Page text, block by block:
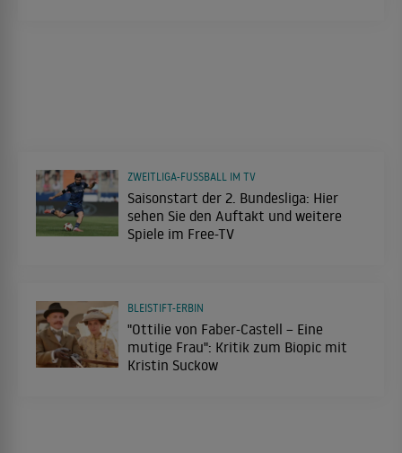
Saisonstart der 2. Bundesliga: Hier
sehen Sie den Auftakt und weitere
Spiele im Free-TV
ZWEITLIGA-FUSSBALL IM TV
"Ottilie von Faber-Castell – Eine
mutige Frau": Kritik zum Biopic mit
Kristin Suckow
BLEISTIFT-ERBIN